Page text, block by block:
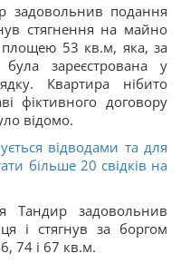
задовольнив подання
стягнення на майно
53 кв.м, яка, за
зареєстрована у
Квартира нібито
фіктивного договору
відомо.
відводами та для
більше 20 свідків на
Тандир задовольнив
і стягнув за боргом
74 і 67 кв.м.